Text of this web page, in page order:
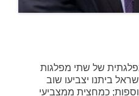
של שתי מפלגות
ביתנו יצביעו שוב
כמחצית ממצביעי